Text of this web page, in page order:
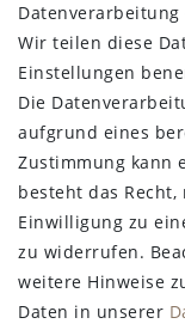
Wir teilen diese
Einstellungen
Die
aufgrund eines
Zustimmung kann
besteht das
Einwilligung zu
zu widerrufen.
weitere Hinweise
Daten in unserer